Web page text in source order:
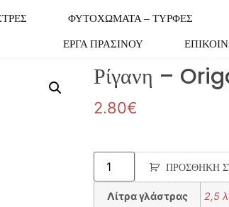
ΦΥΤΟΧΩΜΑΤΑ – ΤΥΡΦΕΣ
ΕΡΓΑ ΠΡΑΣΙΝΟΥ
Ρίγανη –
2.80€
ΠΡΟΣΘΉΚΗ
Λίτρα γλάστρας 2,5